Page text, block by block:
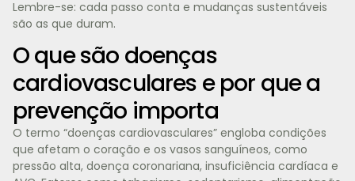
Lembre-se: cada passo conta e mudanças sustentáveis
são as que duram.
O que são doenças
cardiovasculares e por que a
prevenção importa
O termo “doenças cardiovasculares” engloba condições
que afetam o coração e os vasos sanguíneos, como
pressão alta, doença coronariana, insuficiência cardíaca e